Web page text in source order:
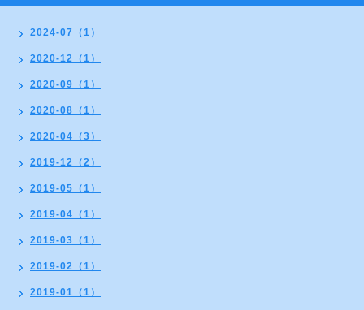
2024-07（1）
2020-12（1）
2020-09（1）
2020-08（1）
2020-04（3）
2019-12（2）
2019-05（1）
2019-04（1）
2019-03（1）
2019-02（1）
2019-01（1）